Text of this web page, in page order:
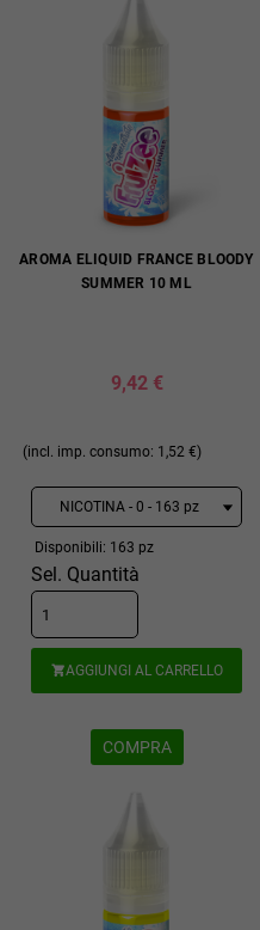
AROMA ELIQUID FRANCE BLOODY
SUMMER 10 ML
9,42 €
(incl. imp. consumo: 1,52 €)
Disponibili: 163 pz
Sel. Quantità
AGGIUNGI AL CARRELLO
COMPRA